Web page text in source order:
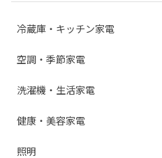
冷蔵庫・キッチン家電
空調・季節家電
洗濯機・生活家電
健康・美容家電
照明